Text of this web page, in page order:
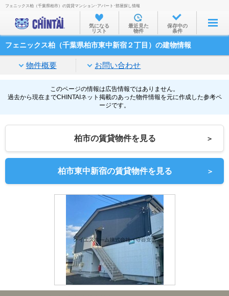
お部屋を探す
沿線・駅から
家賃相場から
通勤通学時間から
物件特集から
不動産会社から
TOP
フェニックス柏（千葉県柏市）の賃貸マンション･アパート･部屋探し情報
気になる
リスト
最近見た
物件
保存中の
条件
フェニックス柏（千葉県柏市東中新宿２丁目）の建物情報
物件概要 お問い合わせ
このページの情報は広告情報ではありません。
過去から現在までCHINTAIネット掲載のあった物件情報を元に作成した参考ペ
ージです。
柏市の賃貸物件を見る ＞
柏市東中新宿の賃貸物件を見る ＞